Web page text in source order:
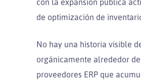
con la expansión pública
de optimización de
No hay una historia visible
orgánicamente alrededor
proveedores ERP que